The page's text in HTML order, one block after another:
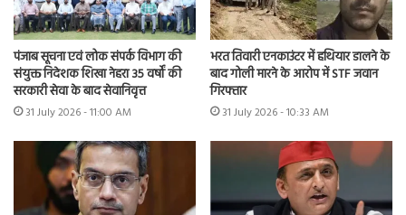
पंजाब सूचना एवं लोक संपर्क विभाग की
संयुक्त निदेशक शिखा नेहरा 35 वर्षों की
सरकारी सेवा के बाद सेवानिवृत्त
31 July 2026 - 11:00 AM
भरत तिवारी एनकाउंटर में हथियार डालने के
बाद गोली मारने के आरोप में STF जवान
गिरफ्तार
31 July 2026 - 10:33 AM